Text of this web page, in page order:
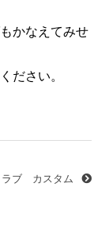
かなえてみせ
ださい。
ラブ カスタム